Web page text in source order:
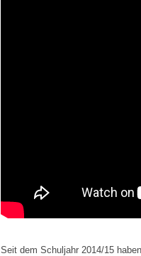
Seit dem Schuljahr 2014/15